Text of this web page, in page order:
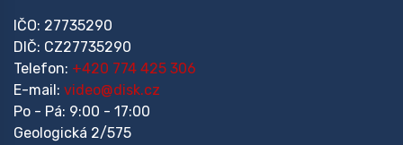
IČO: 27735290
DIČ: CZ27735290
Telefon: +420 774 425 306
E-mail: video@disk.cz
Po - Pá: 9:00 - 17:00
Geologická 2/575